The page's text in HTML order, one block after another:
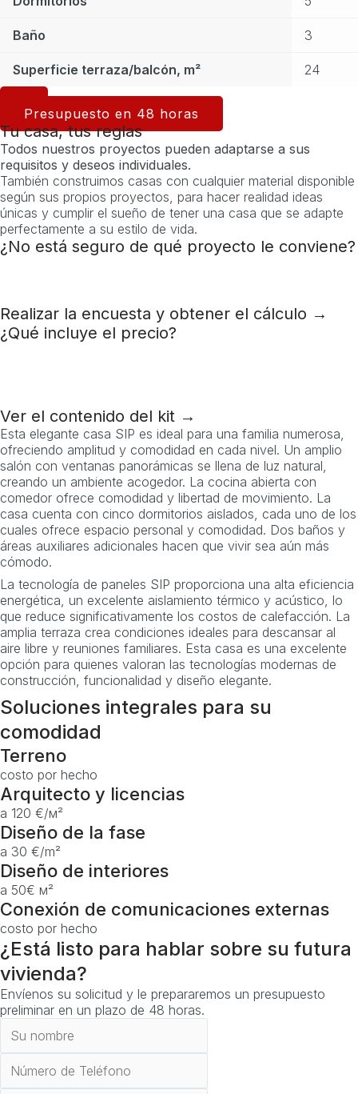
Baño 3
Superficie terraza/balcón, m² 24
Presupuesto en 48 horas
Tu casa, tus reglas
Todos nuestros proyectos pueden adaptarse a sus
requisitos y deseos individuales.
También construimos casas con cualquier material disponible
según sus propios proyectos, para hacer realidad ideas
únicas y cumplir el sueño de tener una casa que se adapte
perfectamente a su estilo de vida.
¿No está seguro de qué proyecto le conviene?
Realizar la encuesta y obtener el cálculo →
¿Qué incluye el precio?
Ver el contenido del kit →
Esta elegante casa SIP es ideal para una familia numerosa,
ofreciendo amplitud y comodidad en cada nivel. Un amplio
salón con ventanas panorámicas se llena de luz natural,
creando un ambiente acogedor. La cocina abierta con
comedor ofrece comodidad y libertad de movimiento. La
casa cuenta con cinco dormitorios aislados, cada uno de los
cuales ofrece espacio personal y comodidad. Dos baños y
áreas auxiliares adicionales hacen que vivir sea aún más
cómodo.
La tecnología de paneles SIP proporciona una alta eficiencia
energética, un excelente aislamiento térmico y acústico, lo
que reduce significativamente los costos de calefacción. La
amplia terraza crea condiciones ideales para descansar al
aire libre y reuniones familiares. Esta casa es una excelente
opción para quienes valoran las tecnologías modernas de
construcción, funcionalidad y diseño elegante.
Soluciones integrales para su
comodidad
Terreno
costo por hecho
Arquitecto y licencias
a 120 €/м²
Diseño de la fase
a 30 €/m²
Diseño de interiores
a 50€ м²
Conexión de comunicaciones externas
costo por hecho
¿Está listo para hablar sobre su futura
vivienda?
Envíenos su solicitud y le prepararemos un presupuesto
preliminar en un plazo de 48 horas.